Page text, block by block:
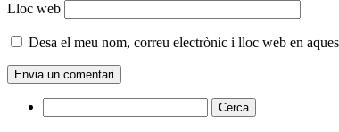
Lloc web
Desa el meu nom, correu electrònic i lloc web en